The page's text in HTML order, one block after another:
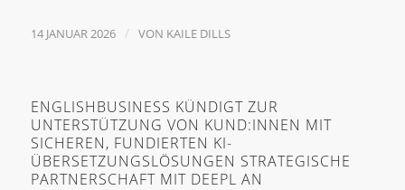
14 JANUAR 2026 / VON KAILE DILLS
ENGLISHBUSINESS KÜNDIGT ZUR
UNTERSTÜTZUNG VON KUND:INNEN MIT
SICHEREN, FUNDIERTEN KI-
ÜBERSETZUNGSLÖSUNGEN STRATEGISCHE
PARTNERSCHAFT MIT DEEPL AN